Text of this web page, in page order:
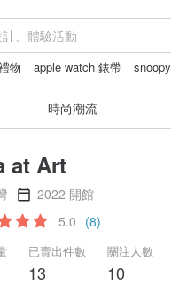
物 apple watch 錶帶 snoopy
時尚潮流
at Art
2022 開館
5.0 (8)
已賣出件數
13
關注人數
10